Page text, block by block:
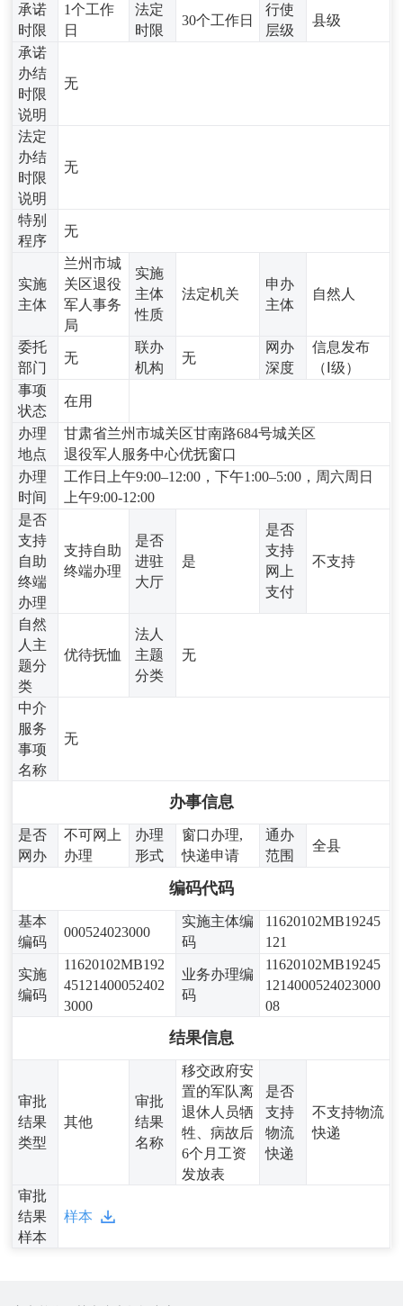
承诺
时限
1个工作
日
法定
时限
30个工作日
行使
层级
县级
承诺
办结
时限
说明
无
法定
办结
时限
说明
无
特别
程序
无
实施
主体
兰州市城
关区退役
军人事务
局
实施
主体
性质
法定机关
申办
主体
自然人
委托
部门
无
联办
机构
无
网办
深度
信息发布
（Ⅰ级）
事项
状态
在用
办理
地点
甘肃省兰州市城关区甘南路684号城关区
退役军人服务中心优抚窗口
办理
时间
工作日上午9:00–12:00，下午1:00–5:00，周六周日
上午9:00-12:00
是否
支持
自助
终端
办理
支持自助
终端办理
是否
进驻
大厅
是
是否
支持
网上
支付
不支持
自然
人主
题分
类
优待抚恤
法人
主题
分类
无
中介
服务
事项
名称
无
办事信息
是否
网办
不可网上
办理
办理
形式
窗口办理,
快递申请
通办
范围
全县
编码代码
基本
编码
000524023000
实施主体编
码
11620102MB19245
121
实施
编码
11620102MB192
45121400052402
3000
业务办理编
码
11620102MB19245
1214000524023000
08
结果信息
审批
结果
类型
其他
审批
结果
名称
移交政府安
置的军队离
退休人员牺
牲、病故后
6个月工资
发放表
是否
支持
物流
快递
不支持物流
快递
审批
结果
样本
样本